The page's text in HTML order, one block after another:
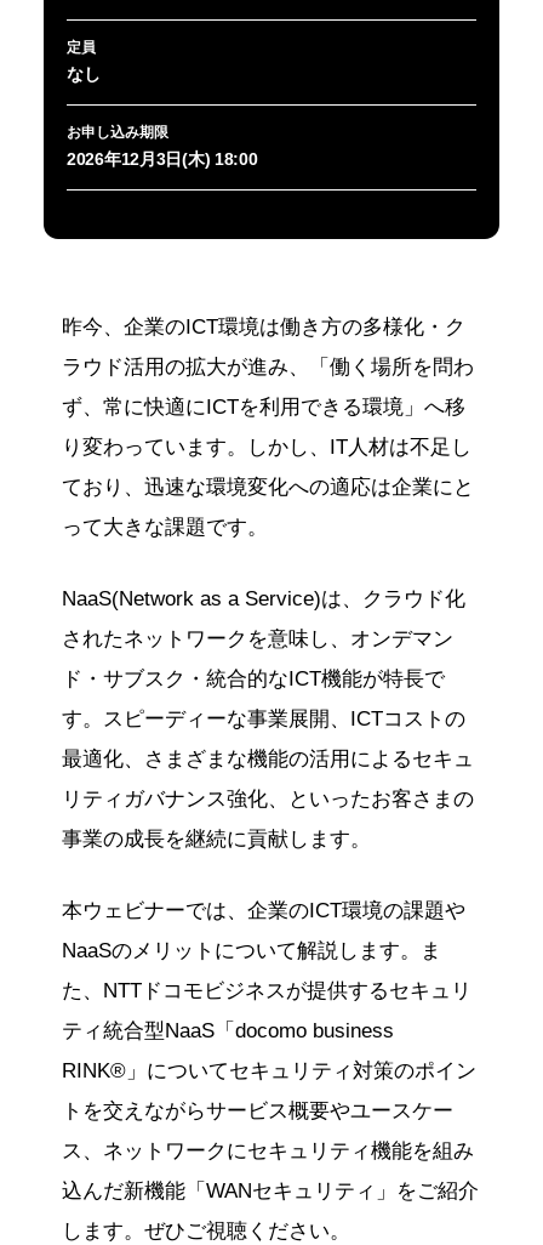
定員
なし
お申し込み期限
2026年12月3日(木) 18:00
昨今、企業のICT環境は働き方の多様化・ク
ラウド活用の拡大が進み、「働く場所を問わ
ず、常に快適にICTを利用できる環境」へ移
り変わっています。しかし、IT人材は不足し
ており、迅速な環境変化への適応は企業にと
って大きな課題です。
NaaS(Network as a Service)は、クラウド化
されたネットワークを意味し、オンデマン
ド・サブスク・統合的なICT機能が特長で
す。スピーディーな事業展開、ICTコストの
最適化、さまざまな機能の活用によるセキュ
リティガバナンス強化、といったお客さまの
事業の成長を継続に貢献します。
本ウェビナーでは、企業のICT環境の課題や
NaaSのメリットについて解説します。ま
た、NTTドコモビジネスが提供するセキュリ
ティ統合型NaaS「docomo business
RINK®」についてセキュリティ対策のポイン
トを交えながらサービス概要やユースケー
ス、ネットワークにセキュリティ機能を組み
込んだ新機能「WANセキュリティ」をご紹介
します。ぜひご視聴ください。